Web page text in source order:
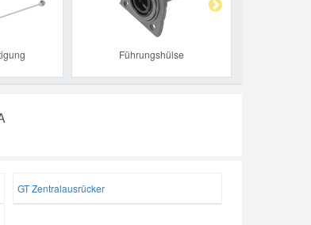
Führungshülse
GT Zentralausrücker